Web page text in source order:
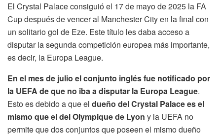
El Crystal Palace consiguió el 17 de mayo de 2025 la FA
Cup después de vencer al Manchester City en la final con
un solitario gol de Eze. Este título les daba acceso a
disputar la segunda competición europea más importante,
es decir, la Europa League.
En el mes de julio el conjunto inglés fue notificado por
la UEFA de que no iba a disputar la Europa League.
Esto es debido a que el dueño del Crystal Palace es el
mismo que el del Olympique de Lyon y la UEFA no
permite que dos conjuntos que poseen el mismo dueño